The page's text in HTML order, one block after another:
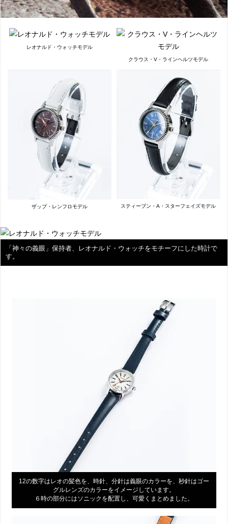
レオナルド・ウォッチモデル
クラウス・V・ラインヘルツモデル
ザップ・レンフロモデル スティーブン・A・スターフェイズモデル
「神々の義眼」保持者、レオナルド・ウォッチをモチーフにした時計で
す。
12の数字はレオの髪色を、時針、分針は義眼のカラーを、秒針はゴー
グルレンズのカラーをイメージしています。
６時の部分にはソニックを配置し、可愛くまとめました。